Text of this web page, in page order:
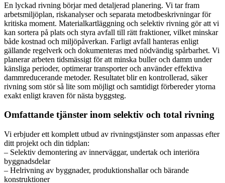
En lyckad rivning börjar med detaljerad planering. Vi tar fram
arbetsmiljöplan, riskanalyser och separata metodbeskrivningar för
kritiska moment. Materialkartläggning och selektiv rivning gör att vi
kan sortera på plats och styra avfall till rätt fraktioner, vilket minskar
både kostnad och miljöpåverkan. Farligt avfall hanteras enligt
gällande regelverk och dokumenteras med nödvändig spårbarhet. Vi
planerar arbeten tidsmässigt för att minska buller och damm under
känsliga perioder, optimerar transporter och använder effektiva
dammreducerande metoder. Resultatet blir en kontrollerad, säker
rivning som stör så lite som möjligt och samtidigt förbereder ytorna
exakt enligt kraven för nästa byggsteg.
Omfattande tjänster inom selektiv och total rivning
Vi erbjuder ett komplett utbud av rivningstjänster som anpassas efter
ditt projekt och din tidplan:
– Selektiv demontering av innerväggar, undertak och interiöra
byggnadsdelar
– Helrivning av byggnader, produktionshallar och bärande
konstruktioner